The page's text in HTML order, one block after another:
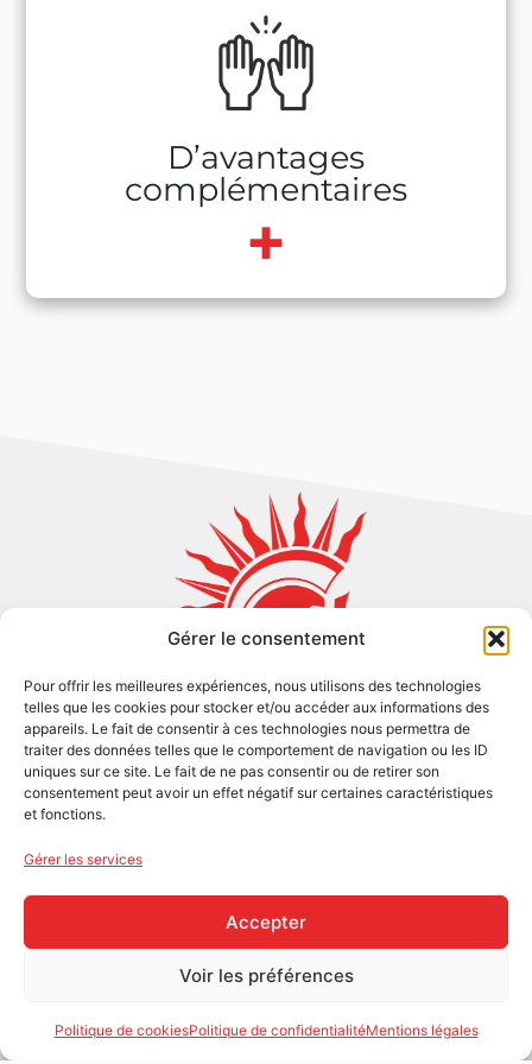
Gérer le consentement
Pour offrir les meilleures expériences, nous utilisons des technologies
telles que les cookies pour stocker et/ou accéder aux informations des
appareils. Le fait de consentir à ces technologies nous permettra de
traiter des données telles que le comportement de navigation ou les ID
uniques sur ce site. Le fait de ne pas consentir ou de retirer son
consentement peut avoir un effet négatif sur certaines caractéristiques
et fonctions.
Gérer les services
Accepter
Voir les préférences
Politique de cookiesPolitique de confidentialitéMentions légales
D’avantages
complémentaires
+
Selon ta fonction et ta performance
Véhicules de société à usage personnel
© Hypérion développement 2026 - Tous droits réservés